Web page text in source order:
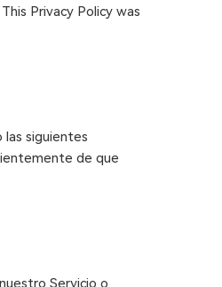
Privacy Policy was
las siguientes
de que
Servicio o